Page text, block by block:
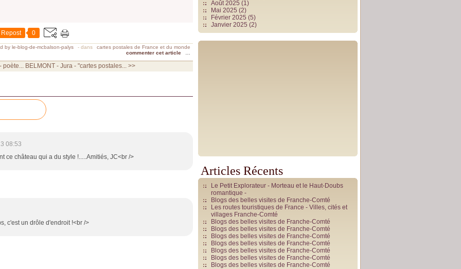
Repost 0
by le-blog-de-mcbalson-palys - dans
cartes postales de France et du monde
commenter cet article
poète... BELMONT - Jura - "cartes postales... >>
08:53
ce château qui a du style !.....Amitiés, JC<br />
c'est un drôle d'endroit !<br />
Août 2025 (1)
Mai 2025 (2)
Février 2025 (5)
Janvier 2025 (2)
Articles Récents
Le Petit Explorateur - Morteau et le Haut-Doubs
romantique -
Blogs des belles visites de Franche-Comté
Les routes touristiques de France - Villes, cités et
villages Franche-Comté
Blogs des belles visites de Franche-Comté
Blogs des belles visites de Franche-Comté
Blogs des belles visites de Franche-Comté
Blogs des belles visites de Franche-Comté
Blogs des belles visites de Franche-Comté
Blogs des belles visites de Franche-Comté
Blogs des belles visites de Franche-Comté